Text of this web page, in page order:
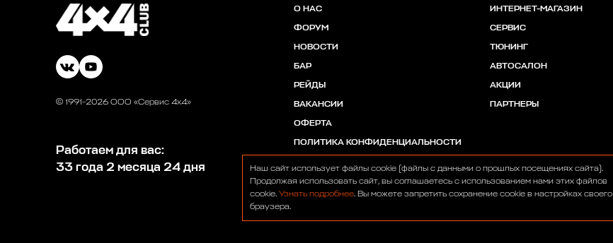
© 1991-2026 ООО «Сервис 4х4»
Работаем для вас:
33 года 2 месяца 24 дня
О НАС
ФОРУМ
НОВОСТИ
БАР
РЕЙДЫ
ВАКАНСИИ
ОФЕРТА
ПОЛИТИКА КОНФИДЕНЦИАЛЬНОСТИ
ИНТЕРНЕТ-МАГАЗИН
СЕРВИС
ТЮНИНГ
АВТОСАЛОН
АКЦИИ
ПАРТНЕРЫ
Наш сайт использует файлы cookie (файлы с данными о прошлых посещениях сайта).
Продолжая использовать сайт, вы соглашаетесь с использованием нами этих файлов
cookie. Узнать подробнее. Вы можете запретить сохранение cookie в настройках своего
браузера.